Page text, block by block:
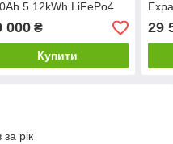
5.12kWh LiFePo4
H)
000₴
Купити
29
рік